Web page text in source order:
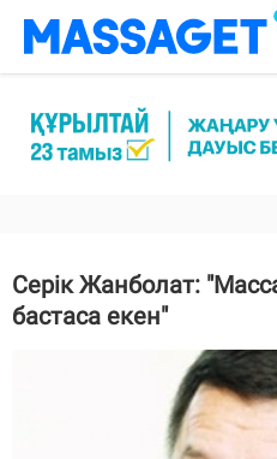
Серік Жанболат:
бастаса екен"